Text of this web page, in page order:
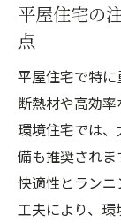
平屋住宅の
点
平屋住宅で特
断熱材や高効
環境住宅では
備も推奨されま
快適性とラン
工夫により、